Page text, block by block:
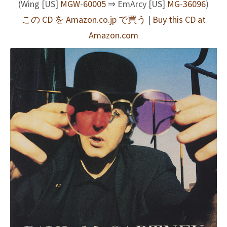
(Wing [US] MGW-60005 ⇒ EmArcy [US] MG-36096)
この CD を Amazon.co.jp で買う | Buy this CD at
Amazon.com